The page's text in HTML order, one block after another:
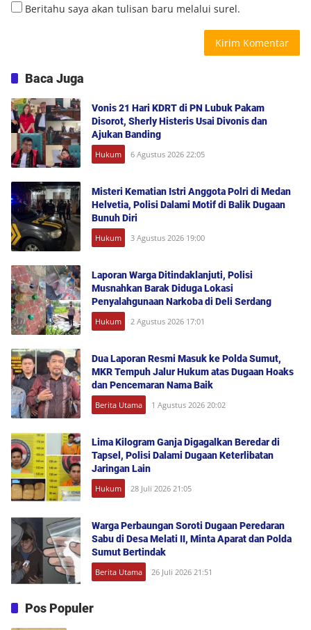
Beritahu saya akan tulisan baru melalui surel.
Baca Juga
Vonis 21 Hari KDRT di PN Lubuk Pakam
Disorot, Sherly Histeris Usai Divonis dan
Ajukan Banding
Hukum 6 Agustus 2026 22:05
Misteri Kematian Istri Anggota Polri di Medan
Helvetia, Polisi Dalami Motif di Balik Dugaan
Bunuh Diri
Hukum 3 Agustus 2026 19:00
Laporan Warga Ditindaklanjuti, Polisi
Musnahkan Barak Diduga Lokasi
Penyalahgunaan Narkoba di Deli Serdang
Hukum 2 Agustus 2026 17:01
Dua Laporan Resmi Masuk ke Polda Sumut,
MKR Tempuh Jalur Hukum atas Dugaan Hoaks
dan Pencemaran Nama Baik
Berita Utama 1 Agustus 2026 20:02
Lima Kilogram Ganja Digagalkan Beredar di
Tapsel, Polisi Dalami Dugaan Keterlibatan
Jaringan Lain
Hukum 28 Juli 2026 21:05
Warga Perbaungan Soroti Dugaan Peredaran
Sabu di Desa Melati II, Minta Aparat dan Polda
Sumut Bertindak
Berita Utama 26 Juli 2026 21:51
Pos Populer